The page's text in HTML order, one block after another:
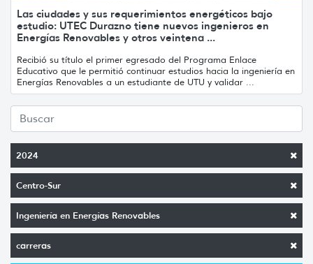
2024
Centro-Sur
Ingeniería en Energías Renovables
carreras
Las ciudades y sus requerimientos energéticos bajo
estudio: UTEC Durazno tiene nuevos ingenieros en
Energías Renovables y otros veintena ...
Recibió su título el primer egresado del Programa Enlace
Educativo que le permitió continuar estudios hacia la ingeniería en
Energías Renovables a un estudiante de UTU y validar ...